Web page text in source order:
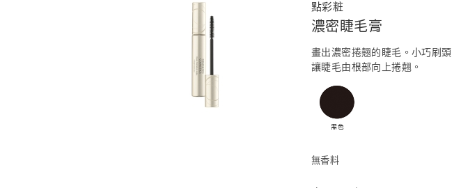
點彩粧
濃密睫毛膏
畫出濃密捲翹的睫毛。小巧刷頭
讓睫毛由根部向上捲翹。
無香料